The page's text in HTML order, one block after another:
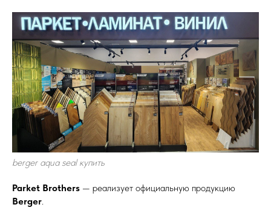
berger aqua seal купить
Parket Brothers — реализует официальную продукцию
Berger.